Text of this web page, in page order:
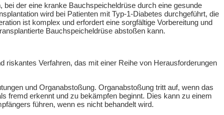
der eine kranke Bauchspeicheldrüse durch eine gesunde
wird bei Patienten mit Typ-1-Diabetes durchgeführt, die
ist komplex und erfordert eine sorgfältige Vorbereitung und
Bauchspeicheldrüse abstoßen kann.
riskantes Verfahren, das mit einer Reihe von Herausforderungen
und Organabstoßung. Organabstoßung tritt auf, wenn das
fremd erkennt und zu bekämpfen beginnt. Dies kann zu einem
führen, wenn es nicht behandelt wird.